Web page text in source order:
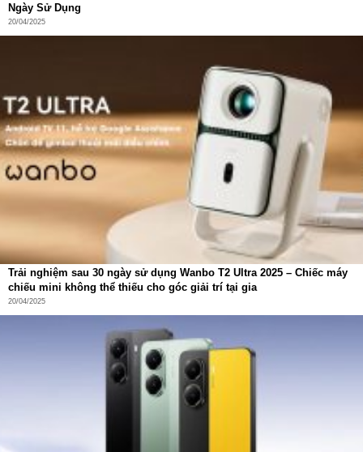
Ngày Sử Dụng
20/04/2025
Trải nghiệm sau 30 ngày sử dụng Wanbo T2 Ultra 2025 – Chiếc máy
chiếu mini không thể thiếu cho góc giải trí tại gia
20/04/2025